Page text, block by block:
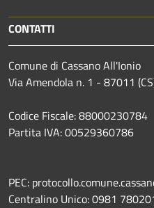
CONTATTI
Comune di Cassano All'Ionio
Via Amendola n. 1 - 87011
Codice Fiscale: 88000230784
Partita IVA: 00529360786
PEC:
Centralino Unico: 0981